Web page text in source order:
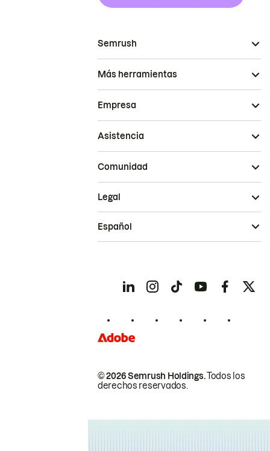
Semrush
Más herramientas
Empresa
Asistencia
Comunidad
© 2026 Semrush Holdings.Todos los
derechos reservados.
Legal
Español